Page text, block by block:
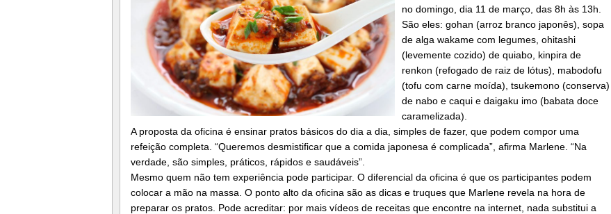
no domingo, dia 11 de março, das 8h às 13h.
São eles: gohan (arroz branco japonês), sopa
de alga wakame com legumes, ohitashi
(levemente cozido) de quiabo, kinpira de
renkon (refogado de raiz de lótus), mabodofu
(tofu com carne moída), tsukemono (conserva)
de nabo e caqui e daigaku imo (babata doce
caramelizada).
A proposta da oficina é ensinar pratos básicos do dia a dia, simples de fazer, que podem compor uma
refeição completa. “Queremos desmistificar que a comida japonesa é complicada”, afirma Marlene. “Na
verdade, são simples, práticos, rápidos e saudáveis”.
Mesmo quem não tem experiência pode participar. O diferencial da oficina é que os participantes podem
colocar a mão na massa. O ponto alto da oficina são as dicas e truques que Marlene revela na hora de
preparar os pratos. Pode acreditar: por mais vídeos de receitas que encontre na internet, nada substitui a